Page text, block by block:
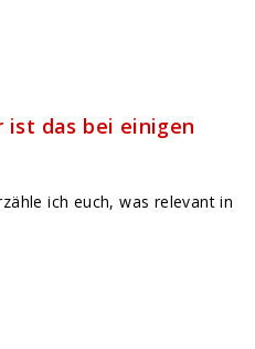
ist das bei einigen
ich euch, was relevant in